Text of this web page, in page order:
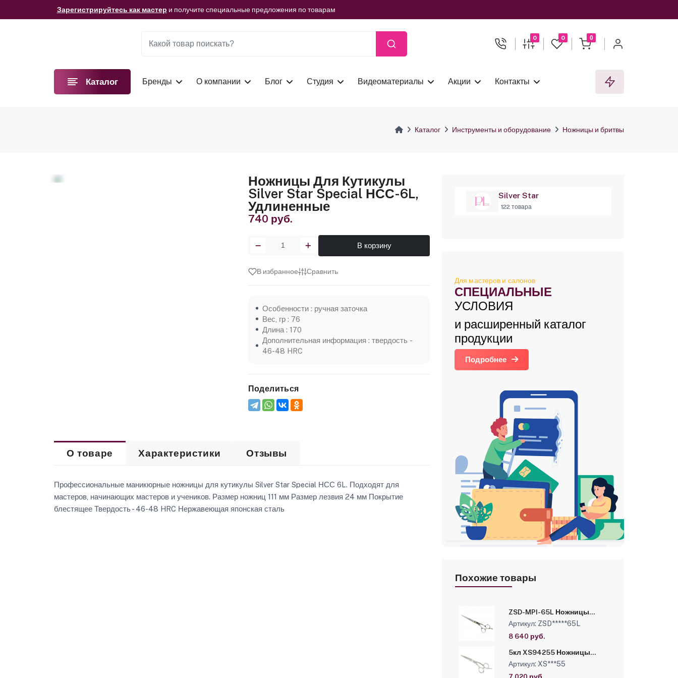
Зарегистрируйтесь как мастер и получите специальные предложения по товарам
Мы подготовили для вас видеоматериалы! Смотреть сейчас
0 0 0
Каталог Бренды О компании Блог Студия Видеоматериалы Акции Контакты
Каталог Инструменты и оборудование Ножницы и бритвы
Ножницы Для Кутикулы
Silver Star Special НСС-6L,
Удлиненные
740 руб.
В корзину
В избранное Сравнить
Особенности : ручная заточка
Вес, гр : 76
Длина : 170
Дополнительная информация : твердость -
46-48 HRC
Поделиться
О товаре Характеристики Отзывы
Профессиональные маникюрные ножницы для кутикулы Silver Star Special НСС 6L. Подходят для
мастеров, начинающих мастеров и учеников. Размер ножниц 111 мм Размер лезвия 24 мм Покрытие
блестящее Твердость - 46-48 HRC Нержавеющая японская сталь
Silver Star
122 товара
Для мастеров и салонов
СПЕЦИАЛЬНЫЕ
УСЛОВИЯ
и расширенный каталог
продукции
Подробнее
Похожие товары
ZSD-MPI-65L Ножницы
Suntachi Classic Gold 6.5" в
чехле
Артикул: ZSD*****65L
8 640 руб.
5кл XS94255 Ножницы
парикмахерские Takara 5кл
XS94255 в чехле
Артикул: XS***55
7 020 руб.